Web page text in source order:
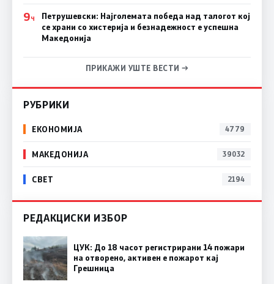
9Ч
Петрушевски: Најголемата победа над талогот кој
се храни со хистерија и безнадежност е успешна
Македонија
ПРИКАЖИ УШТЕ ВЕСТИ →
РУБРИКИ
ЕКОНОМИЈА 4779
МАКЕДОНИЈА 39032
СВЕТ 2194
РЕДАКЦИСКИ ИЗБОР
ЦУК: До 18 часот регистрирани 14 пожари
на отворено, активен е пожарот кај
Грешница